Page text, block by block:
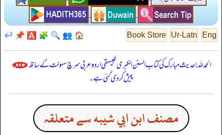
Eng
Ur-Latn
Book Store
🏠
👥
🔍
🧩
🅰️
📌
↩️
الحمدللہ! حدیث مبارک کی کتاب السنن الكبرى للبيهقي اردو عربی سرچ سہولت کے ساتھ
پیش کر دی گئی ہے۔
مصنف ابن ابي شيبه سے متعلقہ